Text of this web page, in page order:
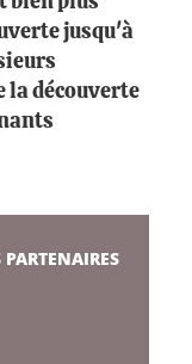
jusqu'à
la découverte
PARTENAIRES